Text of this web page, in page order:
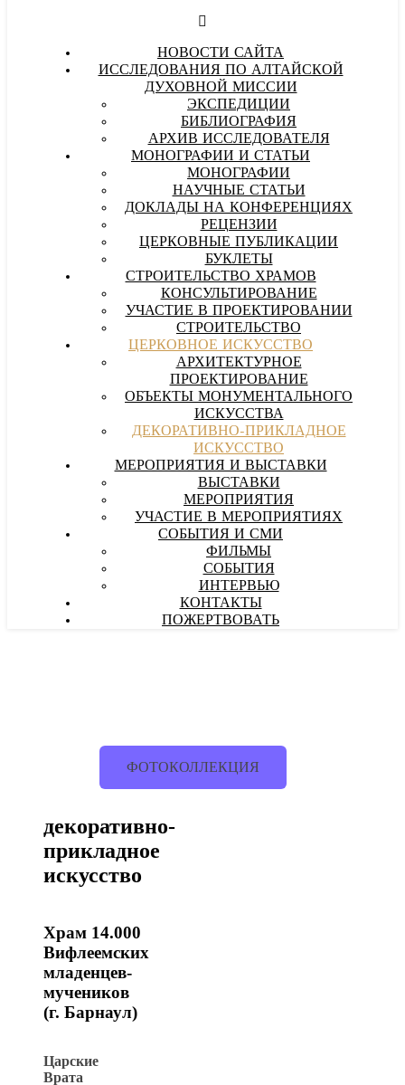
НОВОСТИ САЙТА
ИССЛЕДОВАНИЯ ПО АЛТАЙСКОЙ
ДУХОВНОЙ МИССИИ
ЭКСПЕДИЦИИ
БИБЛИОГРАФИЯ
АРХИВ ИССЛЕДОВАТЕЛЯ
МОНОГРАФИИ И СТАТЬИ
МОНОГРАФИИ
НАУЧНЫЕ СТАТЬИ
ДОКЛАДЫ НА КОНФЕРЕНЦИЯХ
РЕЦЕНЗИИ
ЦЕРКОВНЫЕ ПУБЛИКАЦИИ
БУКЛЕТЫ
СТРОИТЕЛЬСТВО ХРАМОВ
КОНСУЛЬТИРОВАНИЕ
УЧАСТИЕ В ПРОЕКТИРОВАНИИ
СТРОИТЕЛЬСТВО
ЦЕРКОВНОЕ ИСКУССТВО
АРХИТЕКТУРНОЕ
ПРОЕКТИРОВАНИЕ
ОБЪЕКТЫ МОНУМЕНТАЛЬНОГО
ИСКУССТВА
ДЕКОРАТИВНО-ПРИКЛАДНОЕ
ИСКУССТВО
МЕРОПРИЯТИЯ И ВЫСТАВКИ
ВЫСТАВКИ
МЕРОПРИЯТИЯ
УЧАСТИЕ В МЕРОПРИЯТИЯХ
СОБЫТИЯ И СМИ
ФИЛЬМЫ
СОБЫТИЯ
ИНТЕРВЬЮ
КОНТАКТЫ
ПОЖЕРТВОВАТЬ
ФОТОКОЛЛЕКЦИЯ
декоративно-
прикладное
искусство
Храм 14.000
Вифлеемских
младенцев-
мучеников
(г. Барнаул)
Царские
Врата